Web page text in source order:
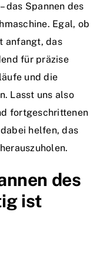
das Spannen des
Egal, ob
anfangt, das
für präzise
und die
Lasst uns also
fortgeschrittenen
helfen, das
des
ist